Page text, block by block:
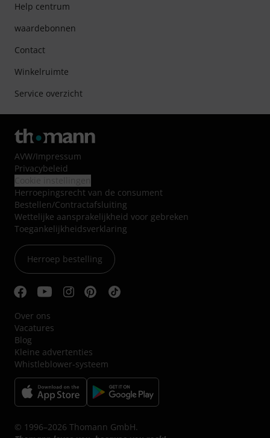
Help centrum
waardebonnen
Contact
Winkelruimte
Service overzicht
AVW/Impressum
Privacybeleid
Herroepingsrecht van de consument
Bestellen/Contractafsluiting
Wettelijke aansprakelijkheid voor gebreken
Toegankelijkheidsverklaring
Herroep bestelling
Over ons
Vacatures
Blog
Kleine advertenties
Whistleblower-systeem
© 1996–2026 Thomann GmbH.